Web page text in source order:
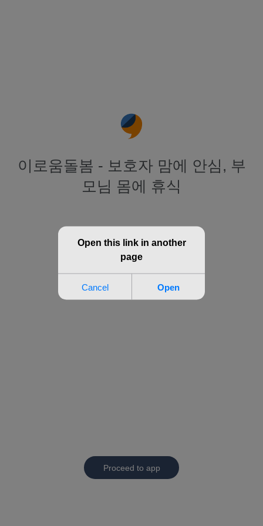
이로움돌봄 - 보호자 맘에 안심, 부
모님 몸에 휴식
Proceed to app